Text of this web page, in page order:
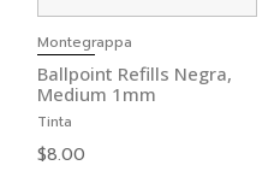
Montegrappa
Ballpoint Refills Negra,
Medium 1mm
Tinta
$8.00